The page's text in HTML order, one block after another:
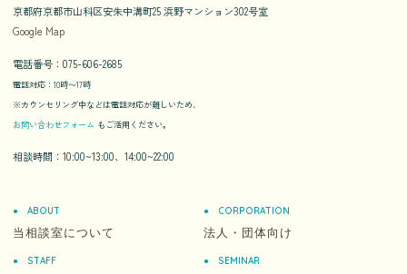
京都府京都市山科区安朱中溝町25 浜野マンション302号室
Google Map
電話番号：075-606-2685
電話対応：10時〜17時
※カウンセリング中などは電話対応が難しいため、
お問い合わせフォーム もご活用ください。
相談時間：10:00~13:00、14:00~22:00
ABOUT
当相談室について
STAFF
CORPORATION
法人・団体向け
SEMINAR